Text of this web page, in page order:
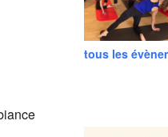
tous les